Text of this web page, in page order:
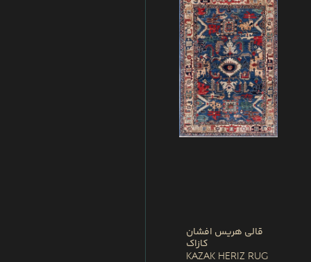
قالی هریس افشان
کازاک
Kazak Heriz Rug